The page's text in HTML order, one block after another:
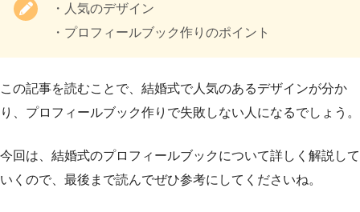
・人気のデザイン
・プロフィールブック作りのポイント
この記事を読むことで、結婚式で人気のあるデザインが分か
り、プロフィールブック作りで失敗しない人になるでしょう。
今回は、結婚式のプロフィールブックについて詳しく解説して
いくので、最後まで読んでぜひ参考にしてくださいね。